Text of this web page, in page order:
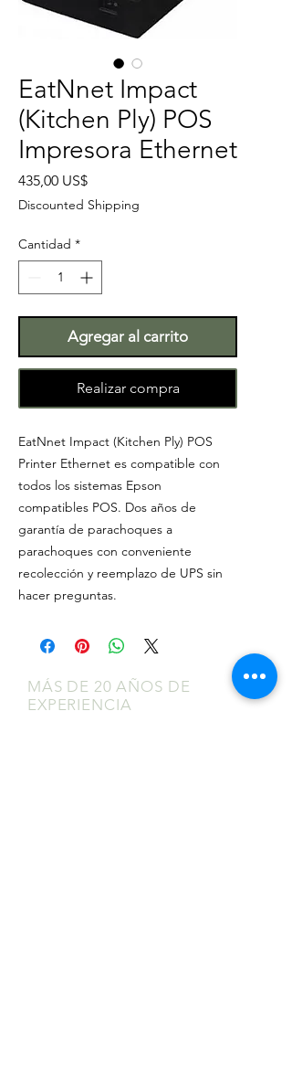
EatNnet Impact
(Kitchen Ply) POS
Impresora Ethernet
435,00 US$Precio
Discounted Shipping
Cantidad *
Agregar al carrito
Realizar compra
EatNnet Impact (Kitchen Ply) POS
Printer Ethernet es compatible con
todos los sistemas Epson
compatibles POS. Dos años de
garantía de parachoques a
parachoques con conveniente
recolección y reemplazo de UPS sin
hacer preguntas.
MÁS DE 20 AÑOS DE
EXPERIENCIA